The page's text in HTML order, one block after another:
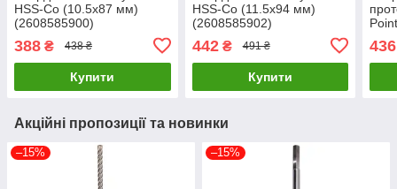
HSS-Co (10.5х87 мм)
(2608585900)
388 ₴ 438 ₴
Купити
HSS-Co (11.5х94 мм)
(2608585902)
442₴ 491 ₴
Купити
436
Акційні пропозиції та новинки
–15% –15%